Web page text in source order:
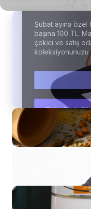
Şubat ayına
başına 100 TL.
çekici ve satış
koleksiyonunuzu
Daha Fazla